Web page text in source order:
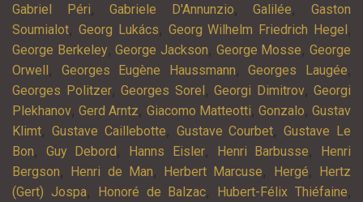
Gabriel Péri,Gabriele D'Annunzio,Galilée,Gaston
Soumialot, Georg Lukács, Georg Wilhelm Friedrich Hegel ,
George Berkeley,George Jackson, George Mosse,George
Orwell , Georges Eugène Haussmann,Georges Laugée,
Georges Politzer, Georges Sorel , Georgi Dimitrov, Georgi
Plekhanov,Gerd Arntz, Giacomo Matteotti, Gonzalo,Gustav
Klimt, Gustave Caillebotte, Gustave Courbet,Gustave Le
Bon, Guy Debord , Hanns Eisler, Henri Barbusse,
Henri
Bergson, Henri de Man, Herbert Marcuse, Hergé,
Hertz
(Gert) Jospa, Honoré de Balzac, Hubert-Félix Thiéfaine,